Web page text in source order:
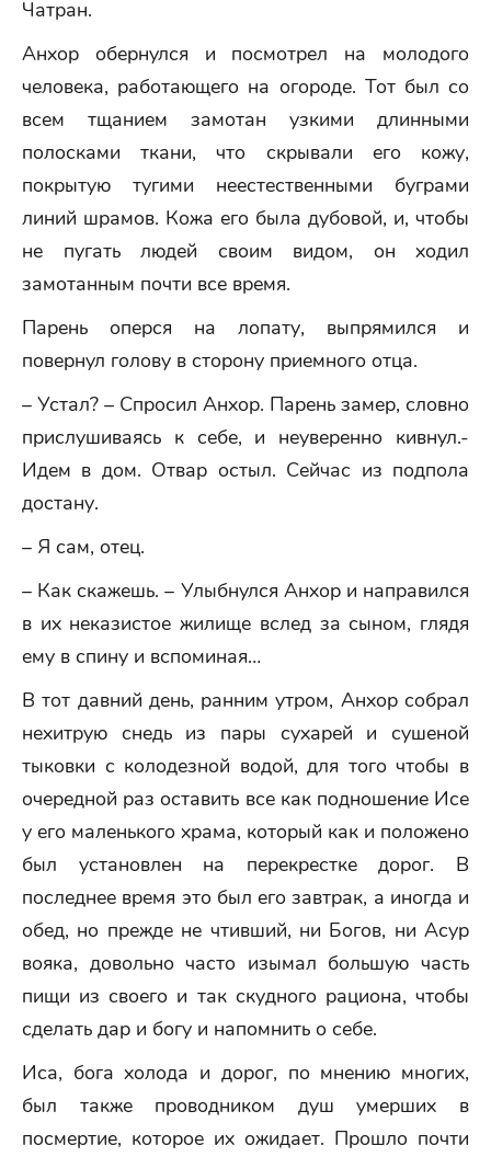
Чатран.
Анхор обернулся и посмотрел на молодого
человека, работающего на огороде. Тот был со
всем тщанием замотан узкими длинными
полосками ткани, что скрывали его кожу,
покрытую тугими неестественными буграми
линий шрамов. Кожа его была дубовой, и, чтобы
не пугать людей своим видом, он ходил
замотанным почти все время.
Парень оперся на лопату, выпрямился и
повернул голову в сторону приемного отца.
– Устал? – Спросил Анхор. Парень замер, словно
прислушиваясь к себе, и неуверенно кивнул.-
Идем в дом. Отвар остыл. Сейчас из подпола
достану.
– Я сам, отец.
– Как скажешь. – Улыбнулся Анхор и направился
в их неказистое жилище вслед за сыном, глядя
ему в спину и вспоминая…
В тот давний день, ранним утром, Анхор собрал
нехитрую снедь из пары сухарей и сушеной
тыковки с колодезной водой, для того чтобы в
очередной раз оставить все как подношение Исе
у его маленького храма, который как и положено
был установлен на перекрестке дорог. В
последнее время это был его завтрак, а иногда и
обед, но прежде не чтивший, ни Богов, ни Асур
вояка, довольно часто изымал большую часть
пищи из своего и так скудного рациона, чтобы
сделать дар и богу и напомнить о себе.
Иса, бога холода и дорог, по мнению многих,
был также проводником душ умерших в
посмертие, которое их ожидает. Прошло почти